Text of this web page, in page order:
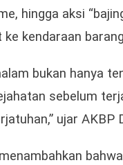
hingga aksi
ke kendaraan
bukan hanya
sebelum
ujar AKBP